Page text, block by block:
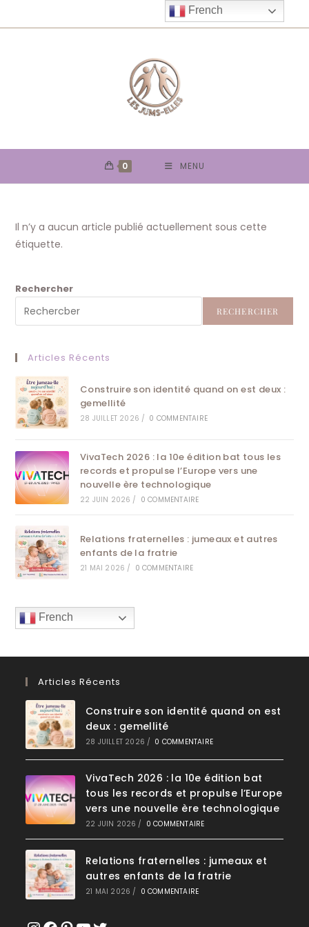
to
0 MENU
Il n’y a aucun article publié actuellement sous cette
étiquette.
Rechercher
RECHERCHER
Articles Récents
Construire son identité quand on est deux :
gemellité
28 JUILLET 2026 / 0 COMMENTAIRE
VivaTech 2026 : la 10e édition bat tous les
records et propulse l’Europe vers une
nouvelle ère technologique
22 JUIN 2026 / 0 COMMENTAIRE
Relations fraternelles : jumeaux et autres
enfants de la fratrie
21 MAI 2026 / 0 COMMENTAIRE
French
Articles Récents
Construire son identité quand on est
deux : gemellité
28 JUILLET 2026 / 0 COMMENTAIRE
VivaTech 2026 : la 10e édition bat
tous les records et propulse l’Europe
vers une nouvelle ère technologique
22 JUIN 2026 / 0 COMMENTAIRE
Relations fraternelles : jumeaux et
autres enfants de la fratrie
21 MAI 2026 / 0 COMMENTAIRE
French